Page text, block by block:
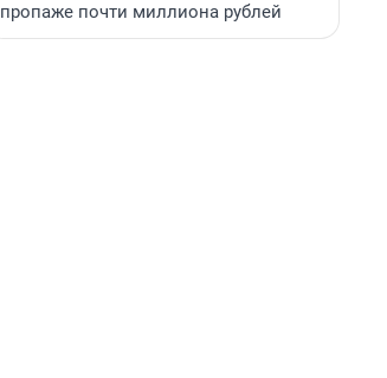
пропаже почти миллиона рублей